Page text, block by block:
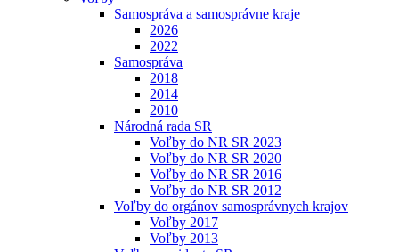
Samospráva a samosprávne kraje
2026
2022
Samospráva
2018
2014
2010
Národná rada SR
Voľby do NR SR 2023
Voľby do NR SR 2020
Voľby do NR SR 2016
Voľby do NR SR 2012
Voľby do orgánov samosprávnych krajov
Voľby 2017
Voľby 2013